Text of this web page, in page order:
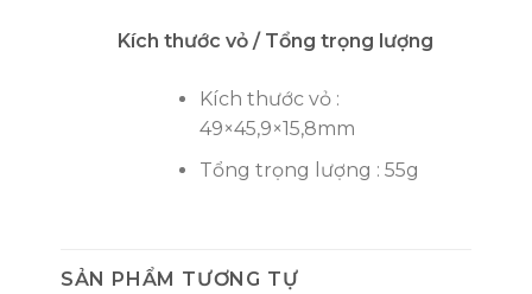
Kích thước vỏ / Tổng trọng lượng
Kích thước vỏ :
49×45,9×15,8mm
Tổng trọng lượng : 55g
SẢN PHẨM TƯƠNG TỰ